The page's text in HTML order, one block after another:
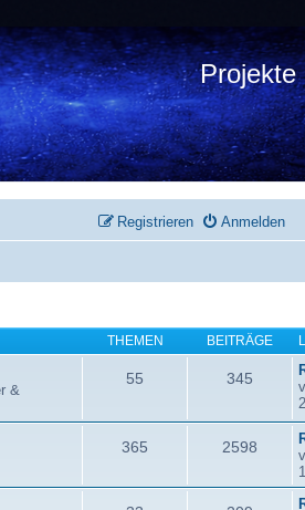
Projekte
Anmelden
Registrieren
THEMEN BEITRÄGE
&
55 345
365 2598